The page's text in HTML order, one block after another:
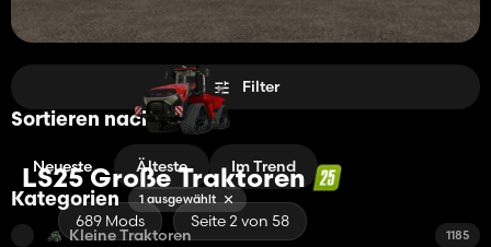
LS25 Große Traktoren
689 Mods Seite 2 von 58
Filter
Sortieren nach
Neueste Älteste Im Trend
Kategorien 1 ausgewählt
Kleine Traktoren 1185